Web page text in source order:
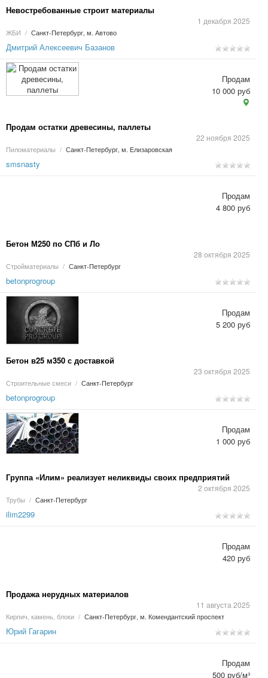
Невостребованные строит материалы
1 декабря 2025
ЖБИ / Санкт-Петербург, м. Автово
Дмитрий Алексеевич Базанов
Продам остатки древесины, паллеты
22 ноября 2025
Пиломатериалы / Санкт-Петербург, м. Елизаровская
Продам
10 000 руб
smsnasty
Бетон М250 по СПб и Ло
28 октября 2025
Стройматериалы / Санкт-Петербург
Продам
4 800 руб
betonprogroup
Бетон в25 м350 с доставкой
23 октября 2025
Строительные смеси / Санкт-Петербург
Продам
5 200 руб
betonprogroup
Группа «Илим» реализует неликвиды своих предприятий
2 октября 2025
Трубы / Санкт-Петербург
Продам
1 000 руб
ilim2299
Продажа нерудных материалов
11 августа 2025
Кирпич, камень, блоки / Санкт-Петербург, м. Комендантский проспект
Продам
420 руб
Юрий Гагарин
Продам
500 руб/м³